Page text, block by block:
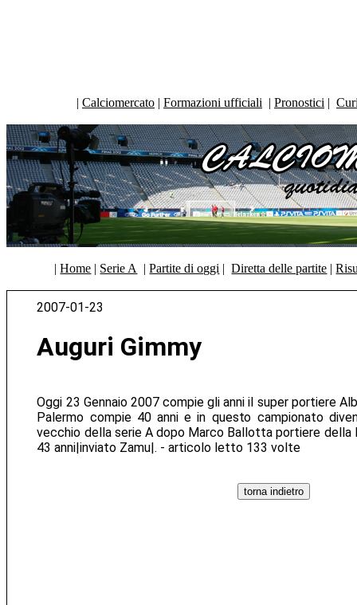
| Calciomercato | Formazioni ufficiali | Pronostici |
|Home | Serie A |Partite di oggi |Diretta delle partite |
2007-01-23
Auguri Gimmy
Oggi 23 Gennaio 2007 compie gli anni il super portiere
Palermo compie 40 anni e in questo campionato
vecchio della serie A dopo Marco Ballotta portiere della
43 anni|inviato Zamu|. - articolo letto 133 volte